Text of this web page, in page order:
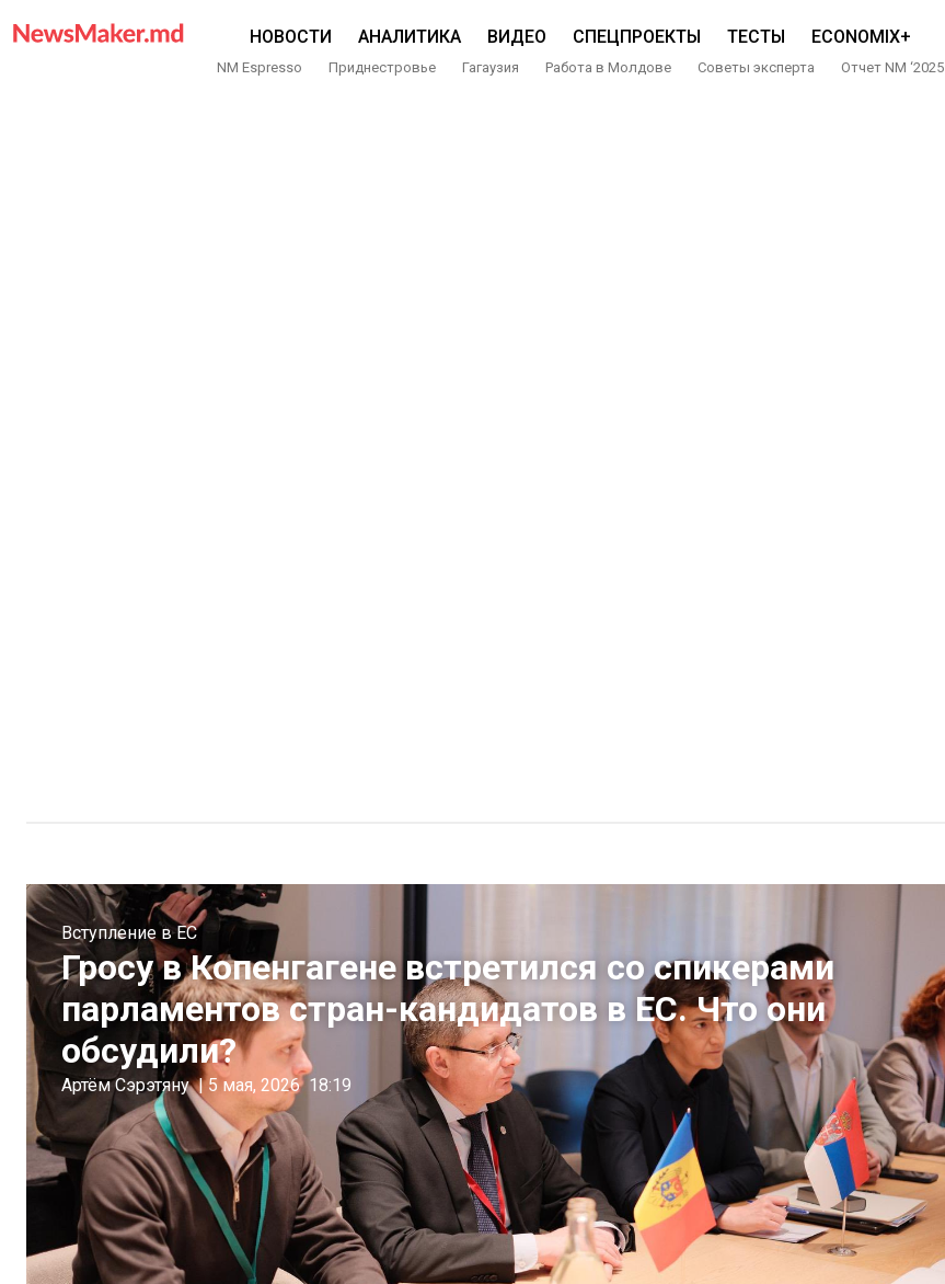
НОВОСТИ АНАЛИТИКА ВИДЕО СПЕЦПРОЕКТЫ ТЕСТЫ ECONOMIX+
NM Espresso Приднестровье Гагаузия Работа в Молдове Советы эксперта Отчет NM ‘2025
Вступление в ЕС
Гросу в Копенгагене встретился со спикерами
парламентов стран-кандидатов в ЕС. Что они
обсудили?
Артём Сэрэтяну | 5 мая, 2026 18:19